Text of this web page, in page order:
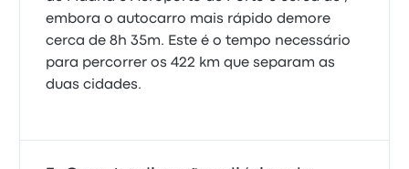
embora o autocarro mais rápido demore
cerca de 8h 35m. Este é o tempo necessário
para percorrer os 422 km que separam as
duas cidades.